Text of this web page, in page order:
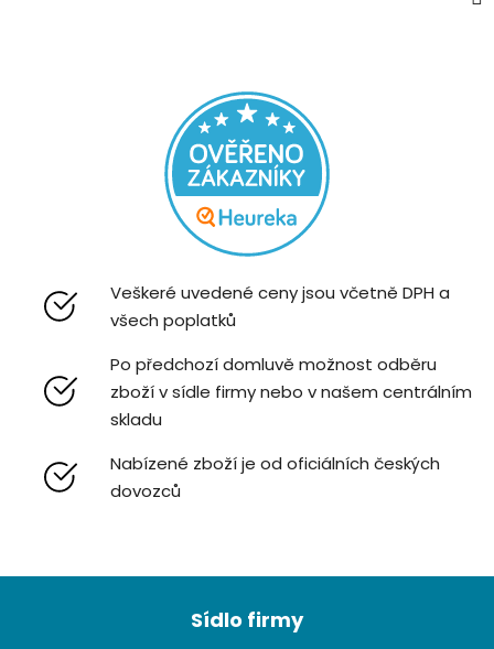
Veškeré uvedené ceny jsou včetně DPH a
všech poplatků
Po předchozí domluvě možnost odběru
zboží v sídle firmy nebo v našem centrálním
skladu
Nabízené zboží je od oficiálních českých
dovozců
Z
Sídlo firmy